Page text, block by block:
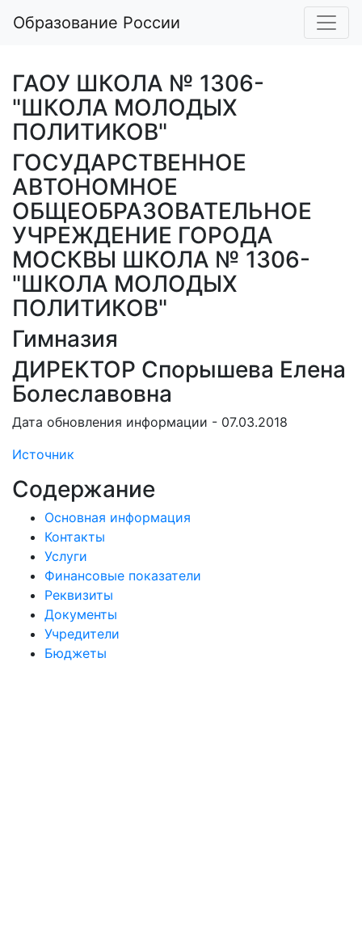
Образование России
ГАОУ ШКОЛА № 1306-
"ШКОЛА МОЛОДЫХ
ПОЛИТИКОВ"
ГОСУДАРСТВЕННОЕ
АВТОНОМНОЕ
ОБЩЕОБРАЗОВАТЕЛЬНОЕ
УЧРЕЖДЕНИЕ ГОРОДА
МОСКВЫ ШКОЛА № 1306-
"ШКОЛА МОЛОДЫХ
ПОЛИТИКОВ"
Гимназия
ДИРЕКТОР Спорышева Елена
Болеславовна
Дата обновления информации - 07.03.2018
Источник
Содержание
Основная информация
Контакты
Услуги
Финансовые показатели
Реквизиты
Документы
Учредители
Бюджеты